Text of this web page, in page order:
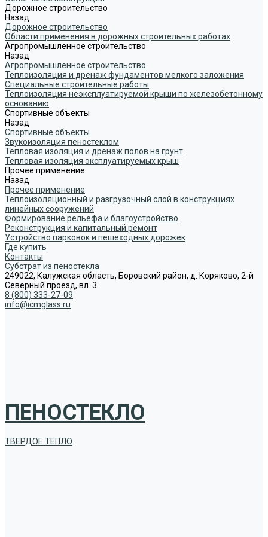
Дорожное строительство
Назад
Дорожное строительство
Области применения в дорожных строительных работах
Агропромышленное строительство
Назад
Агропромышленное строительство
Теплоизоляция и дренаж фундаментов мелкого заложения
Специальные строительные работы
Теплоизоляция неэксплуатируемой крыши по железобетонному
основанию
Спортивные объекты
Назад
Спортивные объекты
Звукоизоляция пеностеклом
Тепловая изоляция и дренаж полов на грунт
Тепловая изоляция эксплуатируемых крыш
Прочее применение
Назад
Прочее применение
Теплоизоляционный и разгрузочный слой в конструкциях
линейных сооружений
Формирование рельефа и благоустройство
Реконструкция и капитальный ремонт
Устройство парковок и пешеходных дорожек
Где купить
Контакты
Субстрат из пеностекла
249022, Калужская область, Боровский район, д. Коряково, 2-й
Северный проезд, вл. 3
8 (800) 333-27-09
info@icmglass.ru
ПЕНОСТЕКЛО
ТВЕРДОЕ ТЕПЛО